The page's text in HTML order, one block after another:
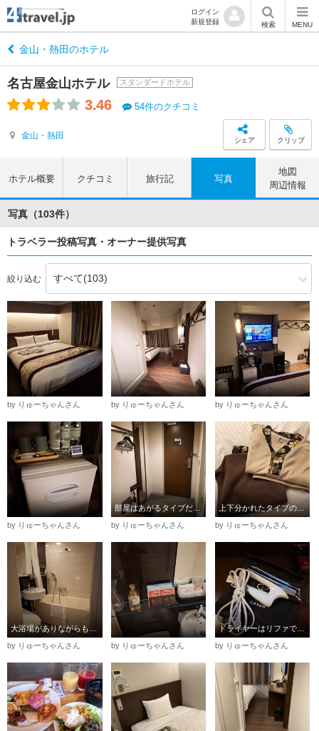
ログイン
新規登録
検索 MENU
金山・熱田のホテル
名古屋金山ホテル スタンダードホテル
3.46 54件のクチコミ
金山・熱田 シェア クリップ
ホテル概要 クチコミ 旅行記 写真
地図
周辺情報
写真（103件）
トラベラー投稿写真・オーナー提供写真
絞り込む
by りゅーちゃんさん by りゅーちゃんさん by りゅーちゃんさん
by りゅーちゃんさん
部屋はあがるタイプだったのも清潔感があってよかったです。
by りゅーちゃんさん
上下分かれたタイプのパジャマなのがまた◎
by りゅーちゃんさん
by りゅーちゃんさん
by りゅーちゃんさん
ドライヤーはリファでした♪
by りゅーちゃんさん